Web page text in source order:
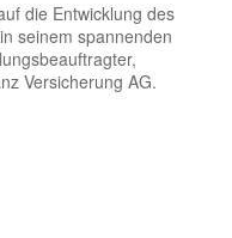
die Entwicklung des
seinem spannenden
Versicherung AG.